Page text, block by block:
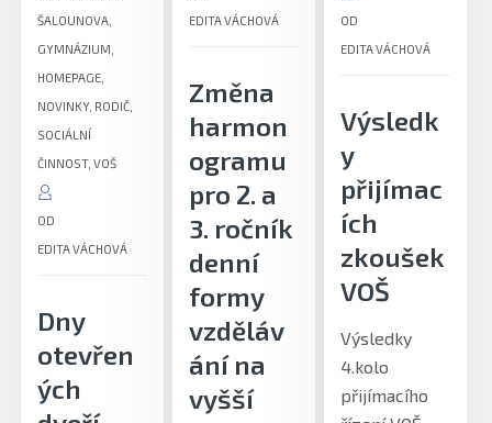
ŠALOUNOVA
GYMNÁZIUM
HOMEPAGE
NOVINKY, RODIČ
SOCIÁLNÍ
ČINNOST,VOŠ
OD
EDITA VÁCHOVÁ
Dny
otevřen
ých
EDITA VÁCHOVÁ
Změna
harmon
ogramu
pro 2. a
3. ročník
denní
formy
vzděláv
ání na
vyšší
OD
EDITA VÁCHOVÁ
Výsledk
y
přijímac
ích
zkoušek
VOŠ
Výsledky
4.kolo
přijímacího